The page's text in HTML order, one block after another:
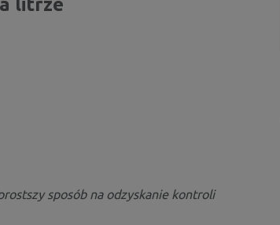
na litrze
sposób na odzyskanie kontroli